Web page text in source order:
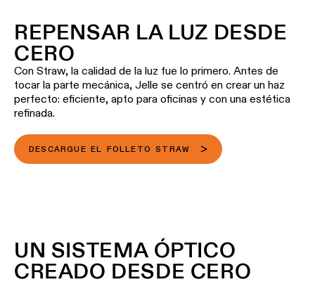
REPENSAR LA LUZ DESDE
CERO
Con Straw, la calidad de la luz fue lo primero. Antes de
tocar la parte mecánica, Jelle se centró en crear un haz
perfecto: eficiente, apto para oficinas y con una estética
refinada.
DESCARGUE EL FOLLETO STRAW
UN SISTEMA ÓPTICO
CREADO DESDE CERO